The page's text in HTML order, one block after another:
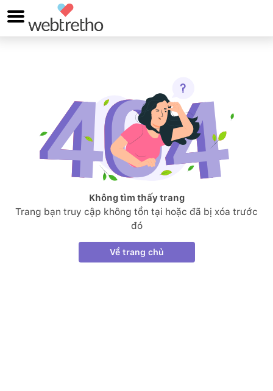
Không tìm thấy trang
Trang bạn truy cập không tồn tại hoặc đã bị xóa trước
đó
Về trang chủ